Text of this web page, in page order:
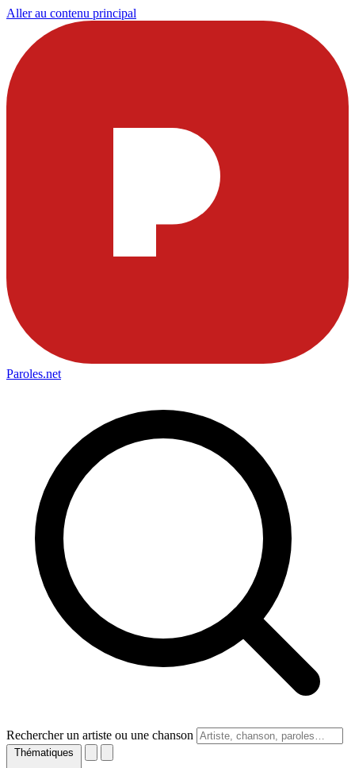
Aller au contenu principal
Paroles.net
Rechercher un artiste ou une chanson
Thématiques